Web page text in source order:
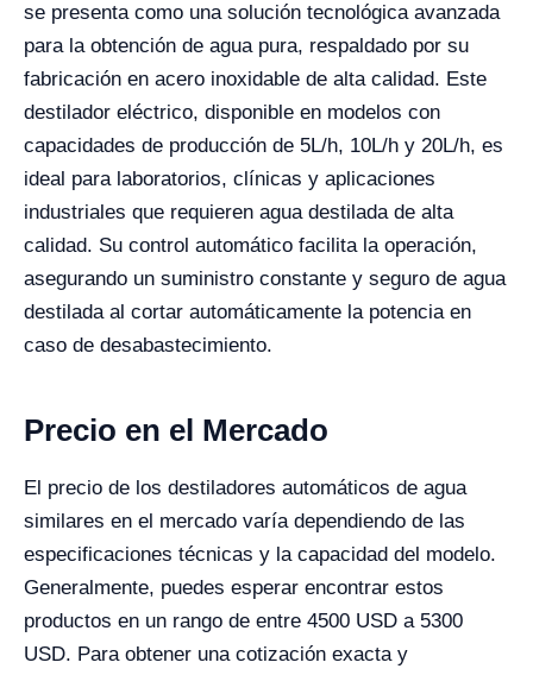
se presenta como una solución tecnológica avanzada
para la obtención de agua pura, respaldado por su
fabricación en acero inoxidable de alta calidad. Este
destilador eléctrico, disponible en modelos con
capacidades de producción de 5L/h, 10L/h y 20L/h, es
ideal para laboratorios, clínicas y aplicaciones
industriales que requieren agua destilada de alta
calidad. Su control automático facilita la operación,
asegurando un suministro constante y seguro de agua
destilada al cortar automáticamente la potencia en
caso de desabastecimiento.
Precio en el Mercado
El precio de los destiladores automáticos de agua
similares en el mercado varía dependiendo de las
especificaciones técnicas y la capacidad del modelo.
Generalmente, puedes esperar encontrar estos
productos en un rango de entre 4500 USD a 5300
USD. Para obtener una cotización exacta y